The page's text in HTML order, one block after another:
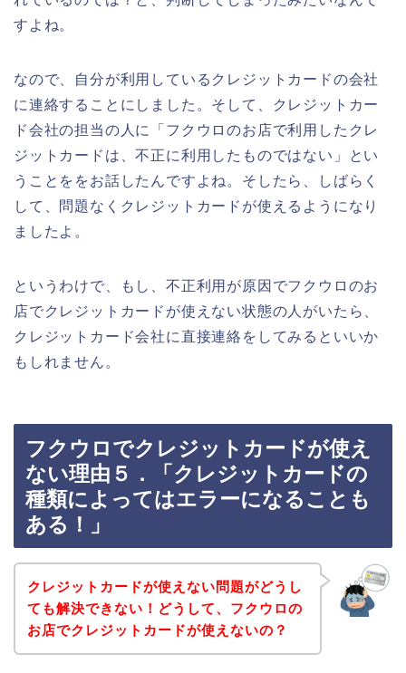
すよね。
なので、自分が利用しているクレジットカードの会社
に連絡することにしました。そして、クレジットカー
ド会社の担当の人に「フクウロのお店で利用したクレ
ジットカードは、不正に利用したものではない」とい
うことををお話したんですよね。そしたら、しばらく
して、問題なくクレジットカードが使えるようになり
ましたよ。
というわけで、もし、不正利用が原因でフクウロのお
店でクレジットカードが使えない状態の人がいたら、
クレジットカード会社に直接連絡をしてみるといいか
もしれません。
フクウロでクレジットカードが使え
ない理由５．「クレジットカードの
種類によってはエラーになることも
ある！」
クレジットカードが使えない問題がどうし
ても解決できない！どうして、フクウロの
お店でクレジットカードが使えないの？